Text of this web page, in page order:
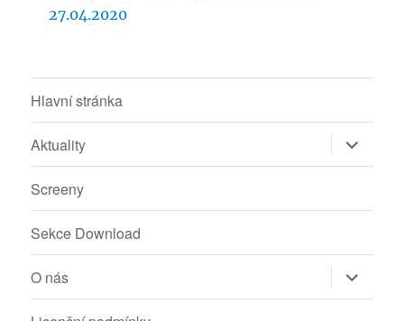
27.04.2020
Hlavní stránka
Aktuality Zobrazit
položky
Screeny
Sekce Download
O nás Zobrazit
položky